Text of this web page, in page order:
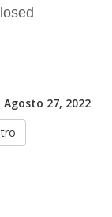
27, 2022